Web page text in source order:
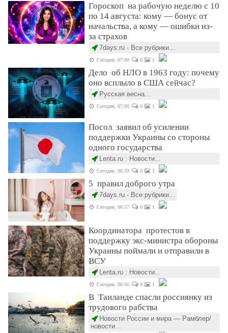
Гороскоп на рабочую неделю с 10
по 14 августа: кому — бонус от
начальства, а кому — ошибки из-
за страхов
7days.ru - Все рубрики...
Сегодня, 07:00 0 1
Дело об НЛО в 1963 году: почему
оно всплыло в США сейчас?
Русская весна...
Сегодня, 07:00 0 1
Посол заявил об усилении
поддержки Украины со стороны
одного государства
Lenta.ru : Новости...
Сегодня, 06:59 0 1
5 правил доброго утра
7days.ru - Все рубрики...
Сегодня, 06:57 0 1
Координатора протестов в
поддержку экс-министра обороны
Украины поймали и отправили в
ВСУ
Lenta.ru : Новости...
Сегодня, 06:56 0 1
В Таиланде спасли россиянку из
трудового рабства
Новости России и мира — Рамблер/
новости...